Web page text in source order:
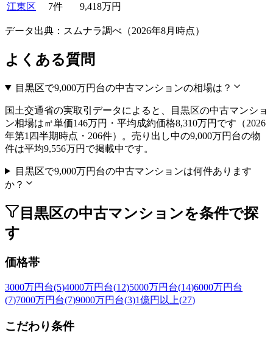
江東区
7件 9,418万円
データ出典：スムナラ調べ（2026年8月時点）
よくある質問
目黒区で9,000万円台の中古マンションの相場は？
国土交通省の実取引データによると、目黒区の中古マンショ
ン相場は㎡単価146万円・平均成約価格8,310万円です（2026
年第1四半期時点・206件）。売り出し中の9,000万円台の物
件は平均9,556万円で掲載中です。
目黒区で9,000万円台の中古マンションは何件あります
か？
目黒区の中古マンションを条件で探
す
価格帯
3000万円台(5)4000万円台(12)5000万円台(14)6000万円台
(7)7000万円台(7)9000万円台(3)1億円以上(27)
こだわり条件